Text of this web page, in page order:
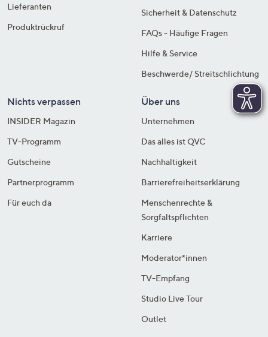
Lieferanten
Produktrückruf
Sicherheit & Datenschutz
FAQs - Häufige Fragen
Hilfe & Service
Beschwerde/ Streitschlichtung
Nichts verpassen
INSIDER Magazin
TV-Programm
Gutscheine
Partnerprogramm
Für euch da
Über uns
Unternehmen
Das alles ist QVC
Nachhaltigkeit
Barrierefreiheitserklärung
Menschenrechte &
Sorgfaltspflichten
Karriere
Moderator*innen
TV-Empfang
Studio Live Tour
Outlet